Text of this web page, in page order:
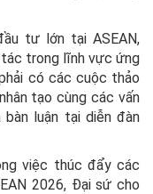
tư lớn tại ASEAN,
trong lĩnh vực ứng
có các cuộc thảo
tạo cùng các vấn
luận tại diễn đàn
việc thúc đẩy các
2026, Đại sứ cho